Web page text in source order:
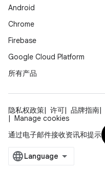
Android
Chrome
Firebase
Google Cloud Platform
所有产品
隐私权政策 许可 品牌指南
Manage cookies
通过电子邮件接收资讯和提示